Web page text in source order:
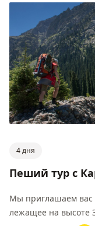
4 дня
Пеший тур с
Мы приглашаем вас
лежащее на высоте